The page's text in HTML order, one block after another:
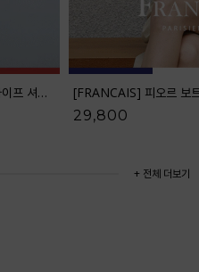
[FRANCAIS] 나오즈 자수 텐셀 스트라이프 셔츠_F6S278SH
29,800
+ 전체 더보기